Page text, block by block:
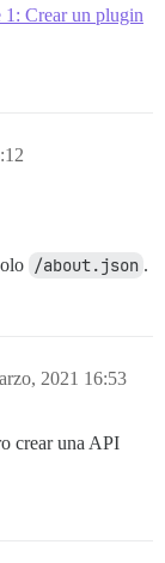
1: Crear un plugin
/about.json .
2021 16:53
crear una API